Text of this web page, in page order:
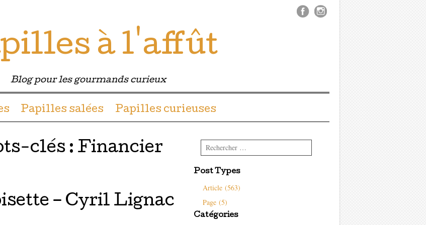
à l'affût
Blog pour les gourmands curieux
Papilles salées Papilles curieuses
clés : Financier
– Cyril Lignac
Rechercher
Post Types
Article (563)
Page (5)
Catégories